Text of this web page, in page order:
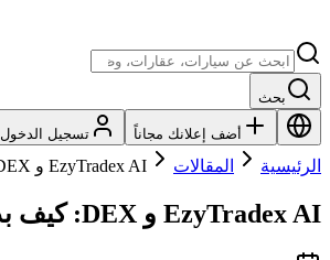
بحث
أضف إعلانك مجاناً تسجيل الدخول
الرئيسية المقالات EzyTradex AI و DEX: كيف بدأت EzyTradex بناء جيل جديد من مواقع الإعلانات الذكية؟
EzyTradex AI و DEX: كيف بدأت EzyTradex بناء جيل جديد من مواقع الإعلانات الذكية؟